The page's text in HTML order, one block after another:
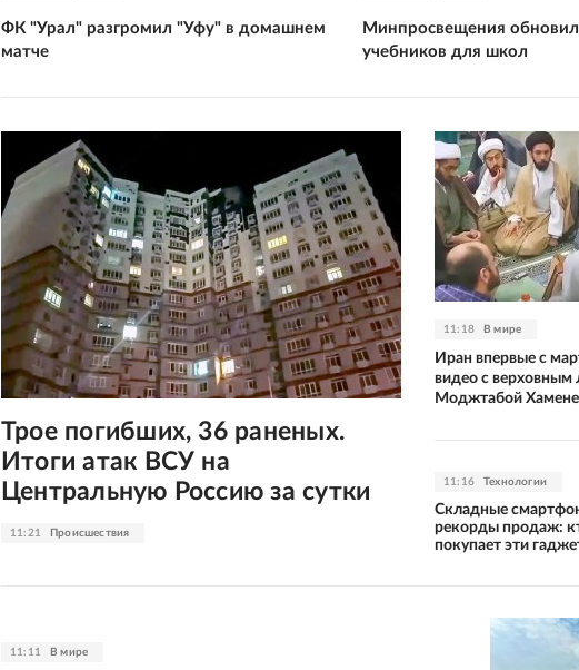
ФК "Урал" разгромил "Уфу" в домашнем
матче
Минпросвещения
учебников для школ
11:21 Происшествия
Трое погибших, 36 раненых.
Итоги атак ВСУ на
Центральную Россию за сутки
11:18 В мире
Иран впервые с
видео с верховным
Моджтабой
11:16 Технологии
Складные
рекорды продаж:
покупает эти
11:11 В мире